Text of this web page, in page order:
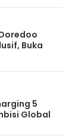
Buka
5
Global